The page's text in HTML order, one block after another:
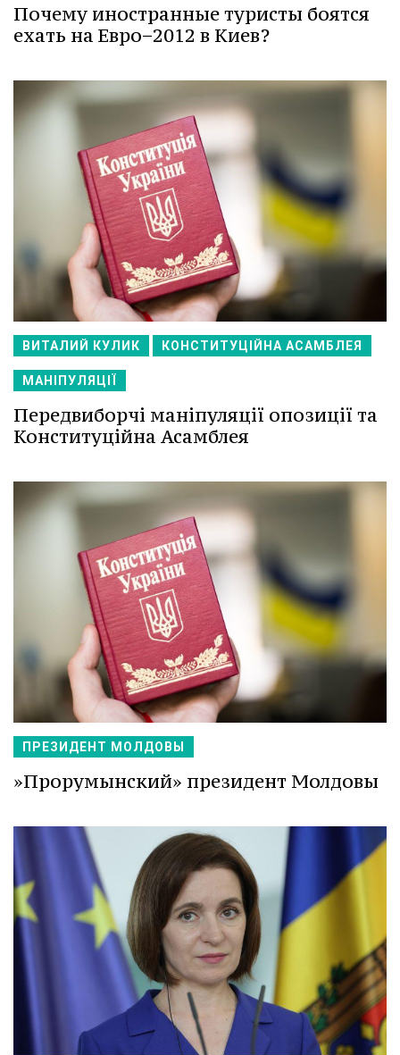
Почему иностранные туристы боятся
ехать на Евро−2012 в Киев?
ВИТАЛИЙ КУЛИК КОНСТИТУЦІЙНА АСАМБЛЕЯ
МАНІПУЛЯЦІЇ
Передвиборчі маніпуляції опозиції та
Конституційна Асамблея
ПРЕЗИДЕНТ МОЛДОВЫ
»Прорумынский» президент Молдовы